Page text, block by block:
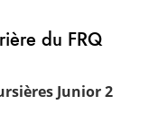
du FRQ
Junior 2